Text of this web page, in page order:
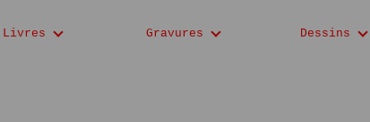
Livres Gravures Dessins